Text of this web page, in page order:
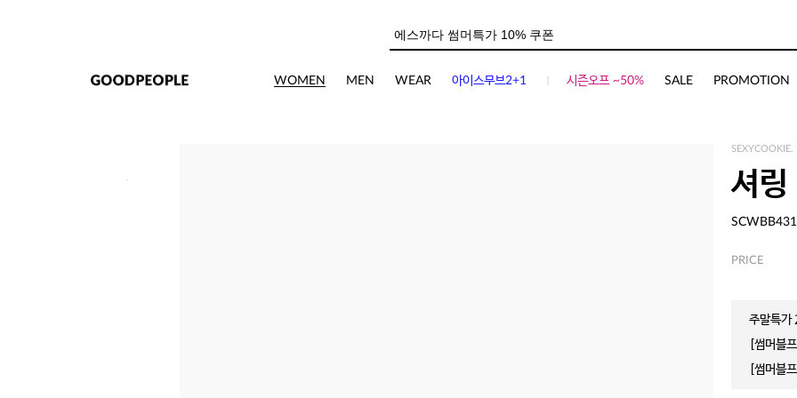
WOMEN MEN WEAR 아이스무브2+1 시즌오프 ~50% SALE PROMOTION
SEXYCOOKIE.
셔링
SCWBB431
PRICE
주말특
[썸머블
[썸머블